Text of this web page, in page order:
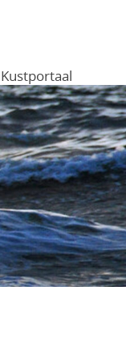
Menu
Kustportaal